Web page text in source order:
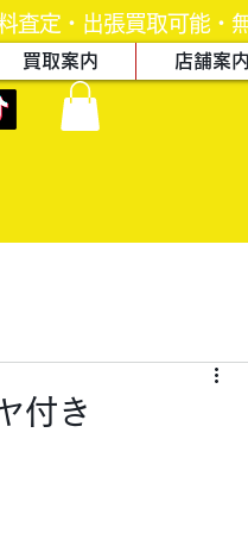
査定・出張買取可能・
買取案内 店舗案内
付き